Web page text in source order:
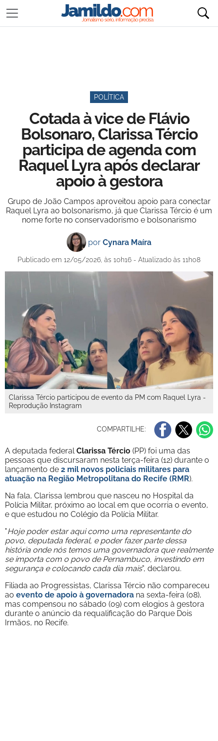
POLÍTICA
Cotada à vice de Flávio
Bolsonaro, Clarissa Tércio
participa de agenda com
Raquel Lyra após declarar
apoio à gestora
Grupo de João Campos aproveitou apoio para conectar
Raquel Lyra ao bolsonarismo, já que Clarissa Tércio é um
nome forte no conservadorismo e bolsonarismo
por Cynara Maíra
Publicado em 12/05/2026, às 10h16 - Atualizado às 11h08
Clarissa Tércio participou de evento da PM com Raquel Lyra -
Reprodução Instagram
COMPARTILHE:
A deputada federal Clarissa Tércio (PP) foi uma das
pessoas que discursaram nesta terça-feira (12) durante o
lançamento de 2 mil novos policiais militares para
atuação na Região Metropolitana do Recife (RMR).
Na fala, Clarissa lembrou que nasceu no Hospital da
Polícia Militar, próximo ao local em que ocorria o evento,
e que estudou no Colégio da Polícia Militar.
"Hoje poder estar aqui como uma representante do
povo, deputada federal, e poder fazer parte dessa
história onde nós temos uma governadora que realmente
se importa com o povo de Pernambuco, investindo em
segurança e colocando cada dia mais", declarou.
Filiada ao Progressistas, Clarissa Tércio não compareceu
ao evento de apoio à governadora na sexta-feira (08),
mas compensou no sábado (09) com elogios à gestora
durante o anúncio da requalificação do Parque Dois
Irmãos, no Recife.